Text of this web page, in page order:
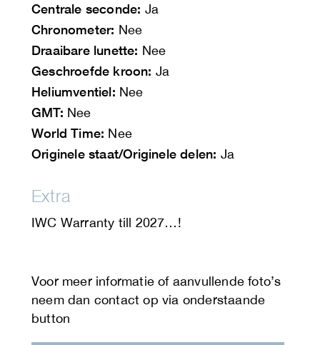
Centrale seconde: Ja
Chronometer: Nee
Draaibare lunette: Nee
Geschroefde kroon: Ja
Heliumventiel: Nee
GMT: Nee
World Time: Nee
Originele staat/Originele delen: Ja
Extra
IWC Warranty till 2027…!